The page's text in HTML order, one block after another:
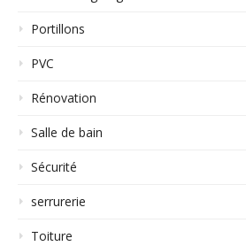
Portillons
PVC
Rénovation
Salle de bain
Sécurité
serrurerie
Toiture